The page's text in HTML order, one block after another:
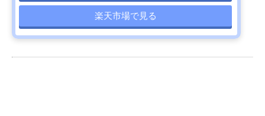
楽天市場で見る